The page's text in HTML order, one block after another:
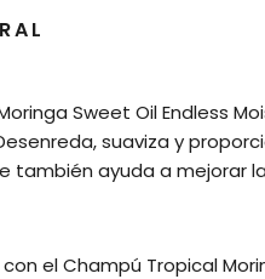
Sweet Oil Endless
suaviza y
también ayuda a mejorar
el Champú Tropical